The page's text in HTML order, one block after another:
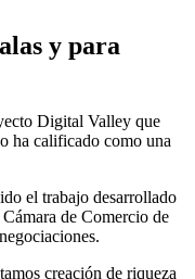
y para
Digital Valley que
ha calificado como una
el trabajo desarrollado
de Comercio de
creación de riqueza